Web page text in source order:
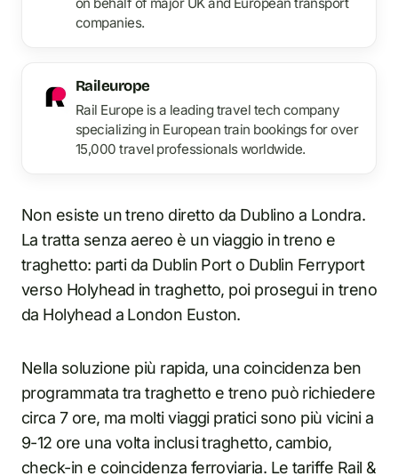
companies.
Raileurope
Rail Europe is a leading travel tech company
specializing in European train bookings for over
15,000 travel professionals worldwide.
Non esiste un treno diretto da Dublino a Londra.
La tratta senza aereo è un viaggio in treno e
traghetto: parti da Dublin Port o Dublin Ferryport
verso Holyhead in traghetto, poi prosegui in treno
da Holyhead a London Euston.
Nella soluzione più rapida, una coincidenza ben
programmata tra traghetto e treno può richiedere
circa 7 ore, ma molti viaggi pratici sono più vicini a
9-12 ore una volta inclusi traghetto, cambio,
check-in e coincidenza ferroviaria. Le tariffe Rail &